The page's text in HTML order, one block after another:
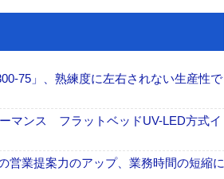
75」、熟練度に左右されない生産性で
マンス フラットベッドUV-LED方式イ
業提案力のアップ、業務時間の短縮に